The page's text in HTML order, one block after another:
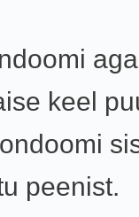
keel
peenist.